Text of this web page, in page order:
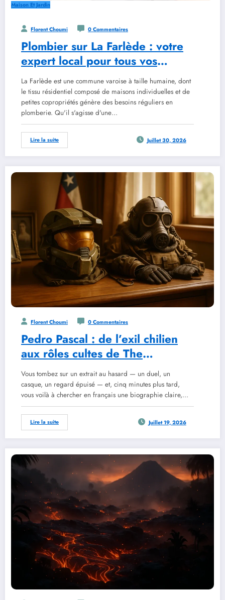
Maison Et Jardin
Florent Choumi 0 Commentaires
Plombier sur La Farlède : votre
expert local pour tous vos
travaux
La Farlède est une commune varoise à taille humaine, dont
le tissu résidentiel composé de maisons individuelles et de
petites copropriétés génère des besoins réguliers en
plomberie. Qu'il s'agisse d'une…
Lire la suite Juillet 30, 2026
Florent Choumi 0 Commentaires
Pedro Pascal : de l’exil chilien
aux rôles cultes de The
Mandalorian et The Last of Us
Vous tombez sur un extrait au hasard — un duel, un
casque, un regard épuisé — et, cinq minutes plus tard,
vous voilà à chercher en français une biographie claire,…
Lire la suite Juillet 19, 2026